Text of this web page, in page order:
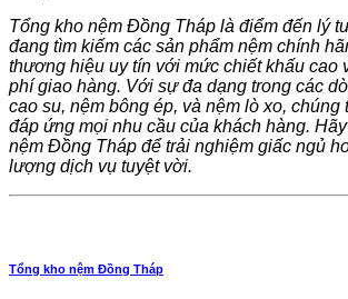
Tổng kho nệm Đồng Tháp là điểm đến lý
đang tìm kiếm các sản phẩm nệm chính
thương hiệu uy tín với mức chiết khấu cao
phí giao hàng. Với sự đa dạng trong các
cao su, nệm bông ép, và nệm lò xo, chúng
đáp ứng mọi nhu cầu của khách hàng.
nệm Đồng Tháp để trải nghiệm giấc ngủ
lượng dịch vụ tuyệt vời.
Tổng kho nệm Đồng Tháp